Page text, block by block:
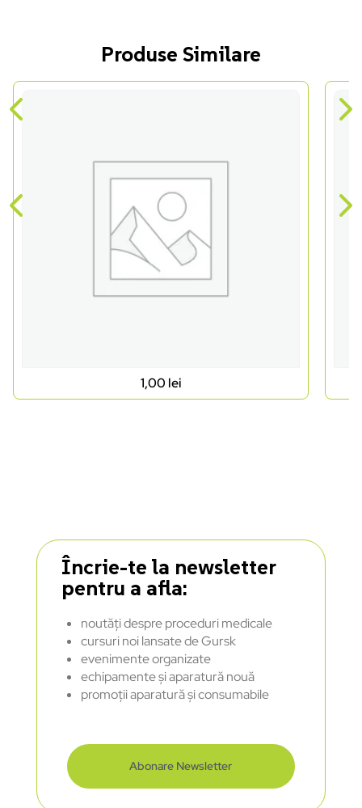
Produse Similare
1,00 lei
Încrie-te la newsletter
pentru a afla:
noutăți despre proceduri medicale
cursuri noi lansate de Gursk
evenimente organizate
echipamente și aparatură nouă
promoții aparatură și consumabile
Abonare Newsletter